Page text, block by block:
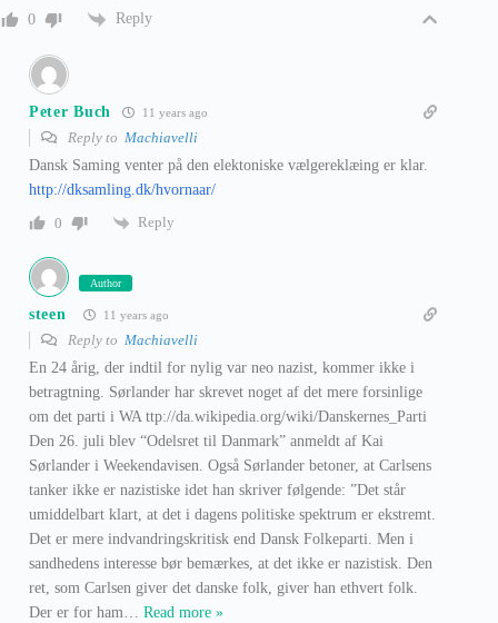
0 Reply
Peter Buch 11 years ago
Reply to Machiavelli
Dansk Saming venter på den elektoniske vælgereklæing er klar.
http://dksamling.dk/hvornaar/
0
Reply
Author
steen 11 years ago
Reply to Machiavelli
En 24 årig, der indtil for nylig var neo nazist, kommer ikke i
betragtning. Sørlander har skrevet noget af det mere forsinlige
om det parti i WA ttp://da.wikipedia.org/wiki/Danskernes_Parti
Den 26. juli blev “Odelsret til Danmark” anmeldt af Kai
Sørlander i Weekendavisen. Også Sørlander betoner, at Carlsens
tanker ikke er nazistiske idet han skriver følgende: ”Det står
umiddelbart klart, at det i dagens politiske spektrum er ekstremt.
Det er mere indvandringskritisk end Dansk Folkeparti. Men i
sandhedens interesse bør bemærkes, at det ikke er nazistisk. Den
ret, som Carlsen giver det danske folk, giver han ethvert folk.
Der er for ham… Read more »